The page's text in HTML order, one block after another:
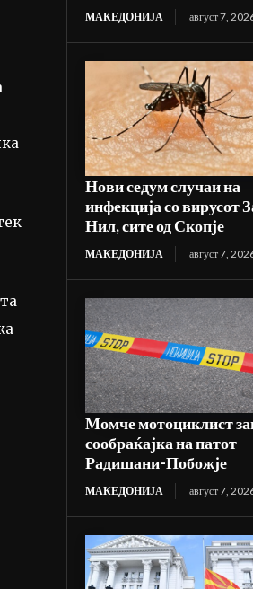
МАКЕДОНИЈА август 7,
Нови седум случаи на
инфекција со вирусот
Нил, сите од Скопје
МАКЕДОНИЈА август 7,
Момче мотоциклист
сообраќајка на патот
Радишани-Побожје
МАКЕДОНИЈА август 7,